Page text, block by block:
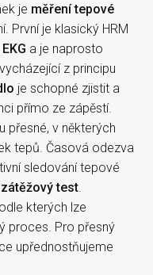
je měření tepové
První je klasický HRM
a je naprosto
z principu
je schopné zjistit a
přímo ze zápěstí.
přesné, v některých
tepů. Časová odezva
sledování tepové
zátěžový test
kterých lze
proces. Pro přesný
upřednostňujeme